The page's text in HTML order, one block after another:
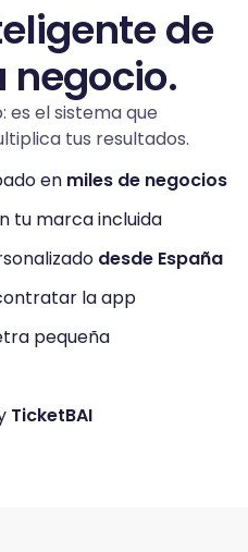
de
negocio.
es el sistema que
tus resultados.
en miles de negocios
tu marca incluida
desde España
la app
pequeña
TicketBAI